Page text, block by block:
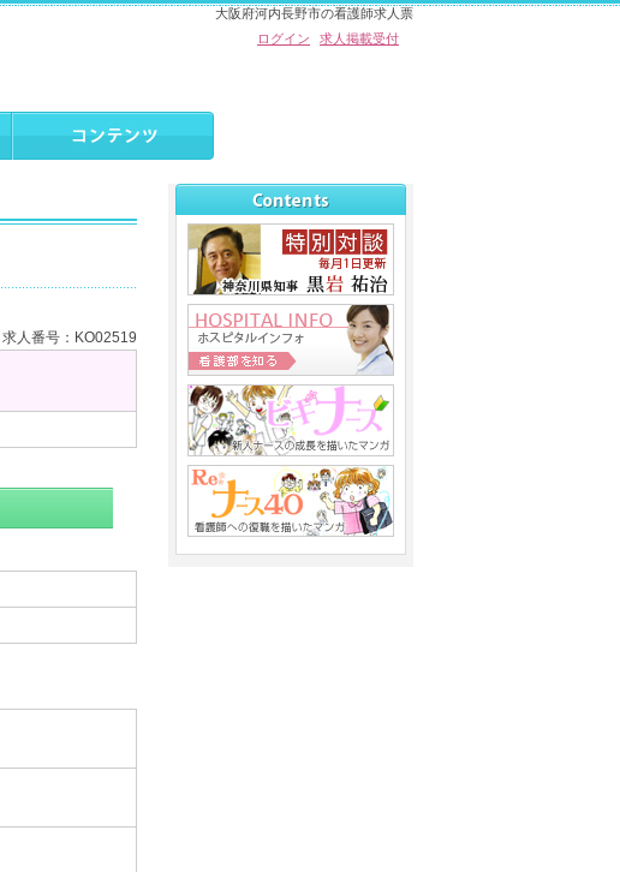
大阪府河内長野市の看護師求人票
ログイン
求人掲載受付
求人番号：KO02519